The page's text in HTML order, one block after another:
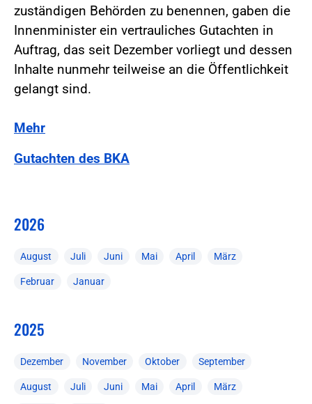
zuständigen Behörden zu benennen, gaben die
Innenminister ein vertrauliches Gutachten in
Auftrag, das seit Dezember vorliegt und dessen
Inhalte nunmehr teilweise an die Öffentlichkeit
gelangt sind.
Mehr
Gutachten des BKA
2026
August Juli Juni Mai April März
Februar Januar
2025
Dezember November Oktober September
August Juli Juni Mai April März